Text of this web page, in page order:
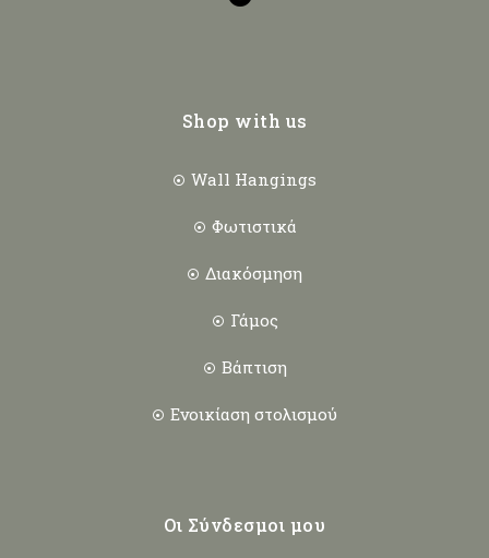
Shop with us
Wall Hangings
Φωτιστικά
Διακόσμηση
Γάμος
Βάπτιση
Ενοικίαση στολισμού
Οι Σύνδεσμοι μου